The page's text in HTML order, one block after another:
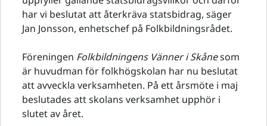
har vi beslutat att återkräva statsbidrag, säger
Jan Jonsson, enhetschef på Folkbildningsrådet.
Föreningen Folkbildningens Vänner i Skånesom
är huvudman för folkhögskolan har nu beslutat
att avveckla verksamheten. På ett årsmöte i maj
beslutades att skolans verksamhet upphör i
slutet av året.